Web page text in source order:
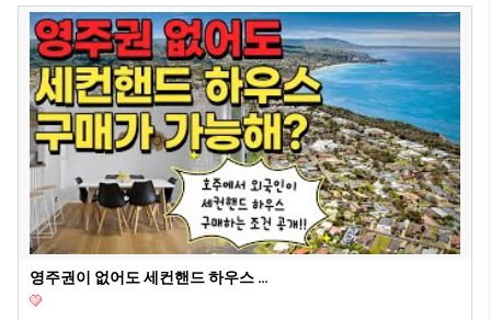
영주권이 없어도 세컨핸드 하우스 구매가 가능할까요?